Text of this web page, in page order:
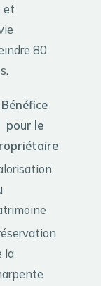
et
80
Bénéfice
pour le
la